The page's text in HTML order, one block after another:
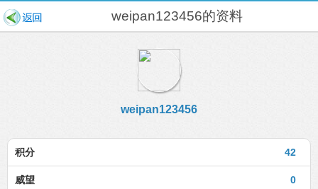
weipan123456的资料
weipan123456
42
积分
0
威望